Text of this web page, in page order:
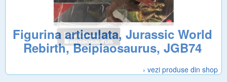
Figurina articulata, Jurassic World
Rebirth, Beipiaosaurus, JGB74
› vezi produse din shop